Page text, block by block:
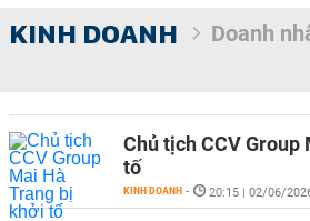
KINH DOANH Doanh
Chủ tịch CCV Group
tố
KINH DOANH - 20:15 | 02/06/